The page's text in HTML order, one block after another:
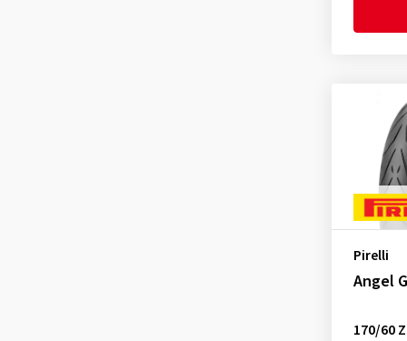
Pirelli
Angel
170/60